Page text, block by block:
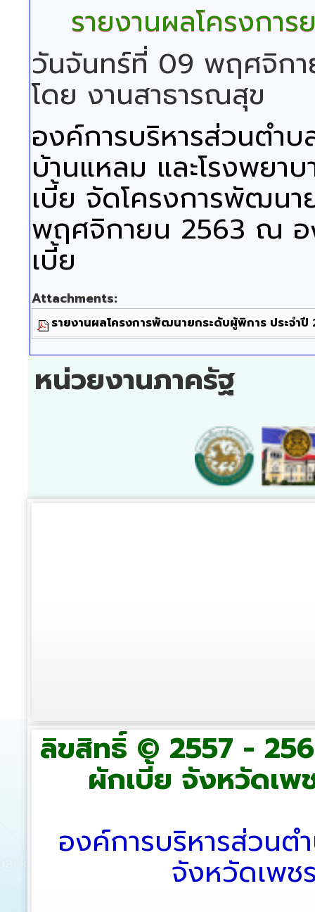
รายงานผลโครงกา
วันจันทร์ที่ 09 พฤศจิก
โดย งานสาธารณสุข
องค์การบริหารส่วนตำ
บ้านแหลม และโรงพยา
เบี้ย จัดโครงการพัฒน
พฤศจิกายน 2563 ณ อ
เบี้ย
Attachments:
รายงานผลโครงการพัฒนายกระดับผู้พิการ ประจำ
หน่วยงานภาครัฐ
ลิขสิทธิ์ © 2557 -
ผักเบี้ย จังหวัดเพ
องค์การบริหารส่วนต
จังหวัดเพช